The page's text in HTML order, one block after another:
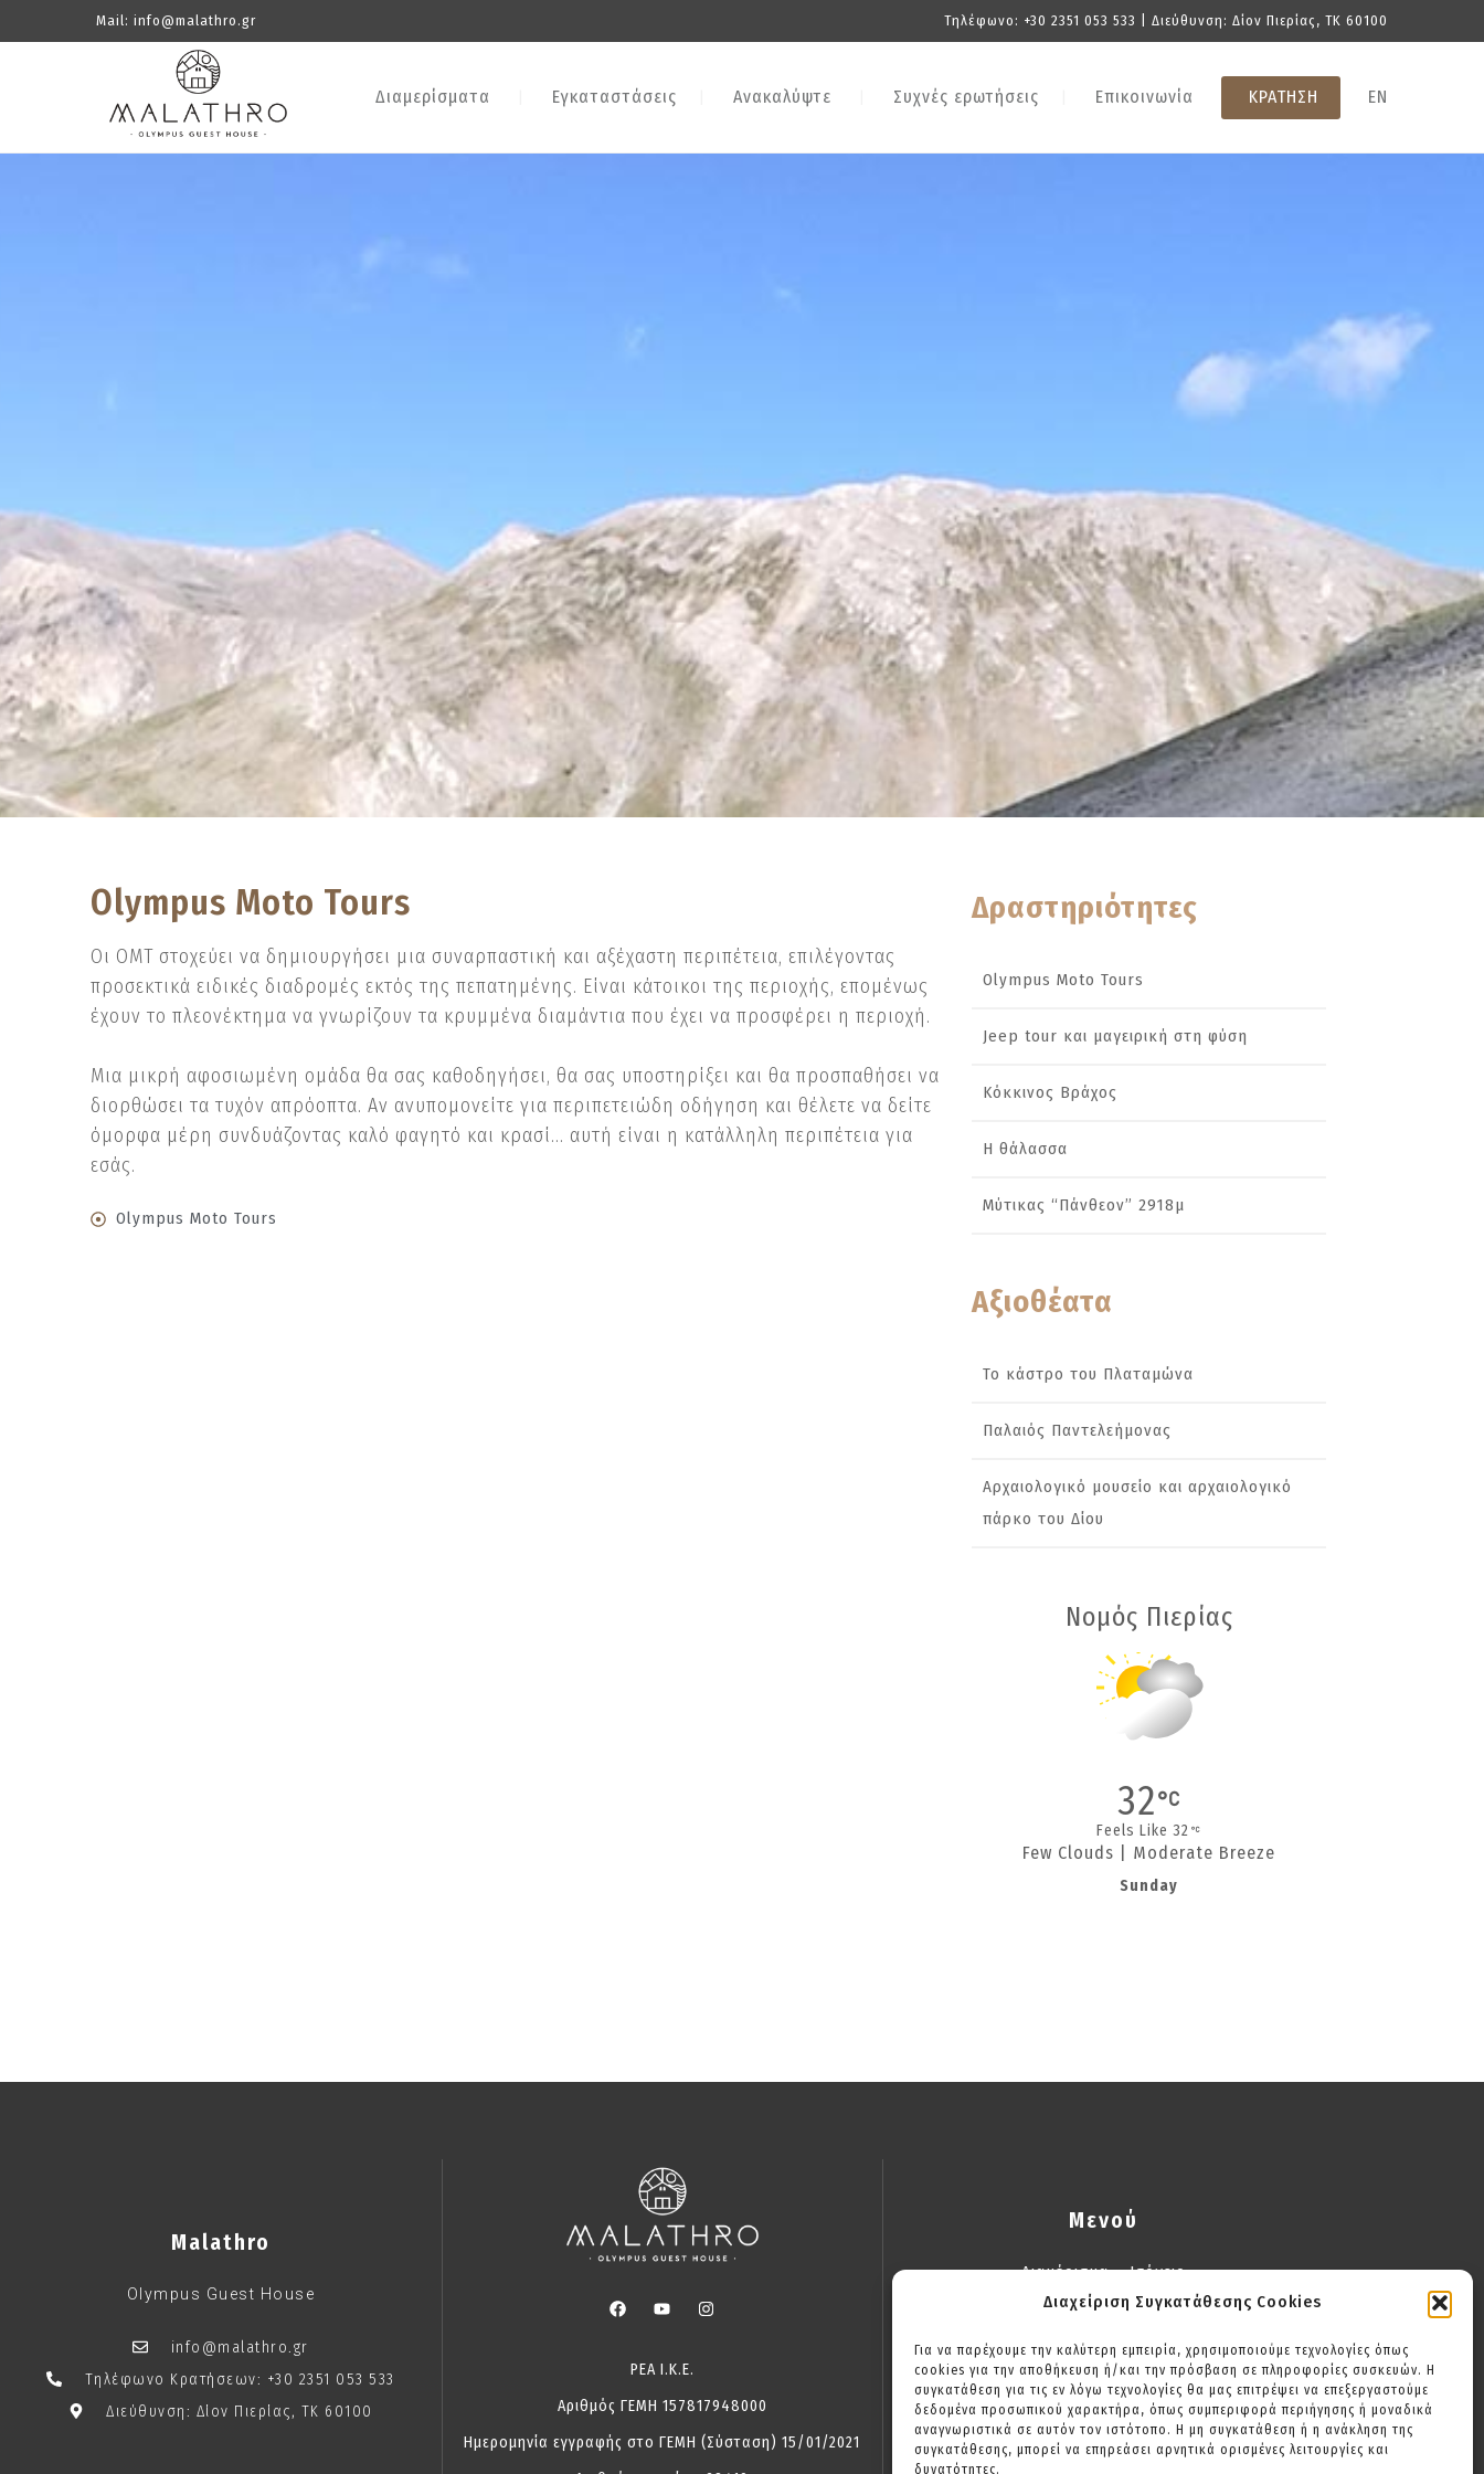
Διαχείριση Συγκατάθεσης Cookies
Για να παρέχουμε την καλύτερη εμπειρία, χρησιμοποιούμε τεχνολογίες όπως
cookies για την αποθήκευση ή/και την πρόσβαση σε πληροφορίες συσκευών. Η
συγκατάθεση για τις εν λόγω τεχνολογίες θα μας επιτρέψει να επεξεργαστούμε
δεδομένα προσωπικού χαρακτήρα, όπως συμπεριφορά περιήγησης ή μοναδικά
αναγνωριστικά σε αυτόν τον ιστότοπο. Η μη συγκατάθεση ή η ανάκληση της
συγκατάθεσης, μπορεί να επηρεάσει αρνητικά ορισμένες λειτουργίες και
δυνατότητες.
Mail: info@malathro.gr Τηλέφωνο: +30 2351 053 533 | Διεύθυνση: Δίον Πιερίας, TK 60100
Διαμερίσματα Εγκαταστάσεις Ανακαλύψτε Συχνές ερωτήσεις Επικοινωνία ΚΡΑΤΗΣΗ EN
Olympus Moto Tours
Οι OMT στοχεύει να δημιουργήσει μια συναρπαστική και αξέχαστη περιπέτεια, επιλέγοντας
προσεκτικά ειδικές διαδρομές εκτός της πεπατημένης. Είναι κάτοικοι της περιοχής, επομένως
έχουν το πλεονέκτημα να γνωρίζουν τα κρυμμένα διαμάντια που έχει να προσφέρει η περιοχή.
Μια μικρή αφοσιωμένη ομάδα θα σας καθοδηγήσει, θα σας υποστηρίξει και θα προσπαθήσει να
διορθώσει τα τυχόν απρόοπτα. Αν ανυπομονείτε για περιπετειώδη οδήγηση και θέλετε να δείτε
όμορφα μέρη συνδυάζοντας καλό φαγητό και κρασί… αυτή είναι η κατάλληλη περιπέτεια για
εσάς.
Olympus Moto Tours
Δραστηριότητες
Olympus Moto Tours
Jeep tour και μαγειρική στη φύση
Κόκκινος Βράχος
Η θάλασσα
Μύτικας “Πάνθεον” 2918μ
Αξιοθέατα
Το κάστρο του Πλαταμώνα
Παλαιός Παντελεήμονας
Αρχαιολογικό μουσείο και αρχαιολογικό
πάρκο του Δίου
Νομός Πιερίας
32
Feels Like 32
Few Clouds | Moderate Breeze
Sunday
Malathro
Olympus Guest House
info@malathro.gr
Τηλέφωνο Κρατήσεων: +30 2351 053 533
Διεύθυνση: Δίον Πιερίας, TK 60100
ΡΕΑ Ι.Κ.Ε.
Αριθμός ΓΕΜΗ 157817948000
Ημερομηνία εγγραφής στο ΓΕΜΗ (Σύσταση) 15/01/2021
Μενού
Διαμέρισμα – Ισόγειο
Διαμέρισμα 2 Υπνοδωματίων
Διώροφο Διαμέρισμα
Συχνές ερωτήσεις
Επικοινωνία